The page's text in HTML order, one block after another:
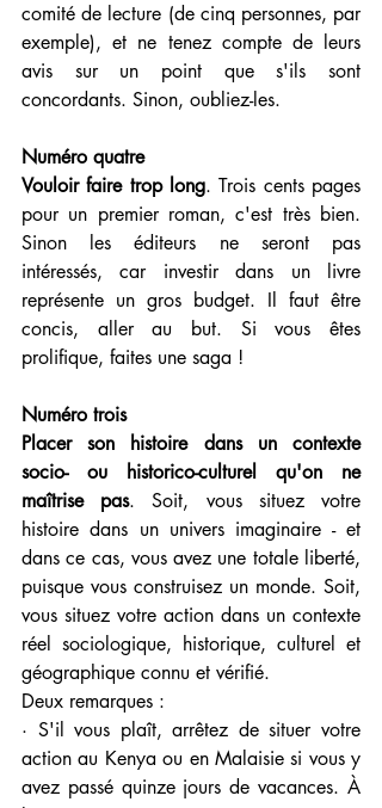
comité de lecture (de cinq personnes, par
exemple), et ne tenez compte de leurs
avis sur un point que s'ils sont
concordants. Sinon, oubliez-les.
Numéro quatre
Vouloir faire trop long. Trois cents pages
pour un premier roman, c'est très bien.
Sinon les éditeurs ne seront pas
intéressés, car investir dans un livre
représente un gros budget. Il faut être
concis, aller au but. Si vous êtes
prolifique, faites une saga !
Numéro trois
Placer son histoire dans un contexte
socio- ou historico-culturel qu'on ne
maîtrise pas. Soit, vous situez votre
histoire dans un univers imaginaire - et
dans ce cas, vous avez une totale liberté,
puisque vous construisez un monde. Soit,
vous situez votre action dans un contexte
réel sociologique, historique, culturel et
géographique connu et vérifié.
Deux remarques :
· S'il vous plaît, arrêtez de situer votre
action au Kenya ou en Malaisie si vous y
avez passé quinze jours de vacances. À